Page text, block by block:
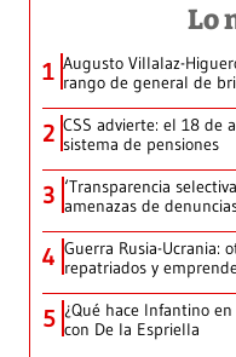
Lo
1 Augusto Villalaz-
rango de general de
2 CSS advierte: el 18 de
sistema de pensiones
3 ‘Transparencia
amenazas de
4 Guerra Rusia-Ucrania:
repatriados y
5 ¿Qué hace Infantino
con De la Espriella